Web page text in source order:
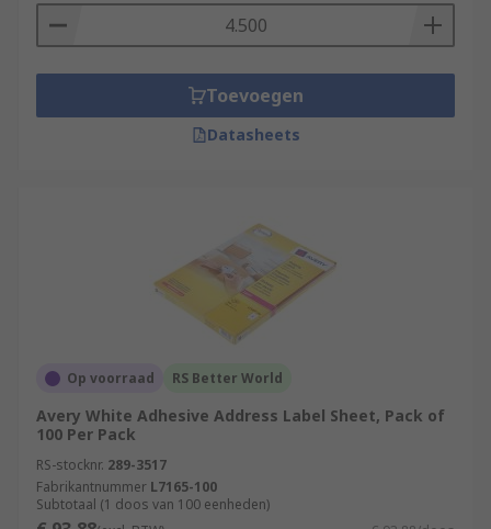
Toevoegen
Datasheets
Op voorraad RS Better World
Avery White Adhesive Address Label Sheet, Pack of
100 Per Pack
RS-stocknr. 289-3517
Fabrikantnummer L7165-100
Subtotaal (1 doos van 100 eenheden)